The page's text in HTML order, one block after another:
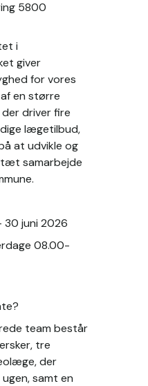
5800
i
giver
for vores
en større
driver fire
lægetilbud,
at udvikle og
samarbejde
30 juni 2026
08.00-
team består
tre
der
samt en